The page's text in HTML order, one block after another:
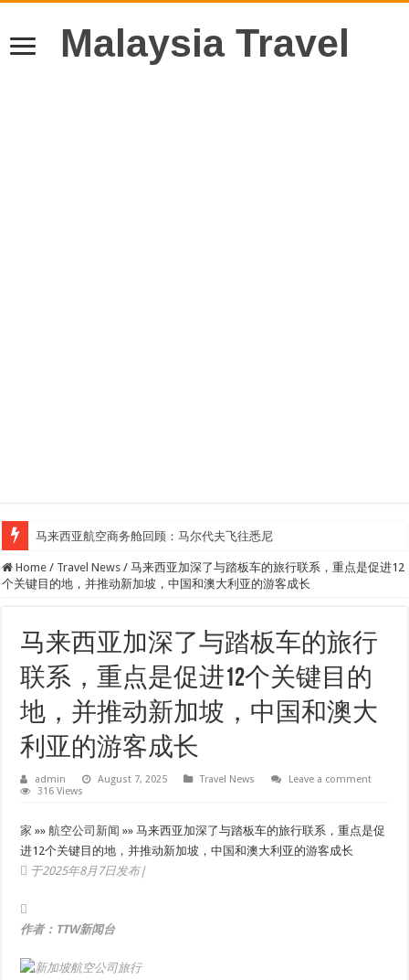
Malaysia Travel
马来西亚航空商务舱回顾：马尔代夫飞往悉尼
Home / Travel News / 马来西亚加深了与踏板车的旅行联系，重点是促进12
个关键目的地，并推动新加坡，中国和澳大利亚的游客成长
马来西亚加深了与踏板车的旅行
联系，重点是促进12个关键目的
地，并推动新加坡，中国和澳大
利亚的游客成长
admin August 7, 2025 Travel News
Leave a comment
316 Views
家 »» 航空公司新闻 »» 马来西亚加深了与踏板车的旅行联系，重点是促
进12个关键目的地，并推动新加坡，中国和澳大利亚的游客成长
于2025年8月7日发布|
作者：TTW新闻台